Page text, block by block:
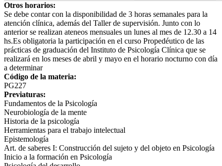
Otros horarios:
Se debe contar con la disponibilidad de 3 horas semanales para la
atención clínica, además del Taller de supervisión. Junto con lo
anterior se realizan ateneos mensuales un lunes al mes de 12.30 a 14
hs.Es obligatoria la participación en el curso Propedéutico de las
prácticas de graduación del Instituto de Psicología Clínica que se
realizará en los meses de abril y mayo en el horario nocturno con día
a determinar
Código de la materia:
PG227
Previaturas:
Fundamentos de la Psicología
Neurobiología de la mente
Historia de la psicología
Herramientas para el trabajo intelectual
Epistemología
Art. de saberes I: Construcción del sujeto y del objeto en Psicología
Inicio a la formación en Psicología